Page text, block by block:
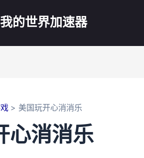
我的世界加速器
美国玩开心消消乐
心消消乐